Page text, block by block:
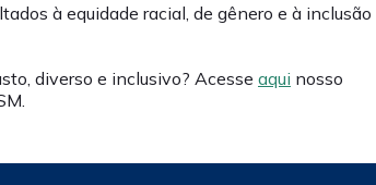
à equidade racial, de gênero e à inclusão
diverso e inclusivo? Acesse aqui nosso